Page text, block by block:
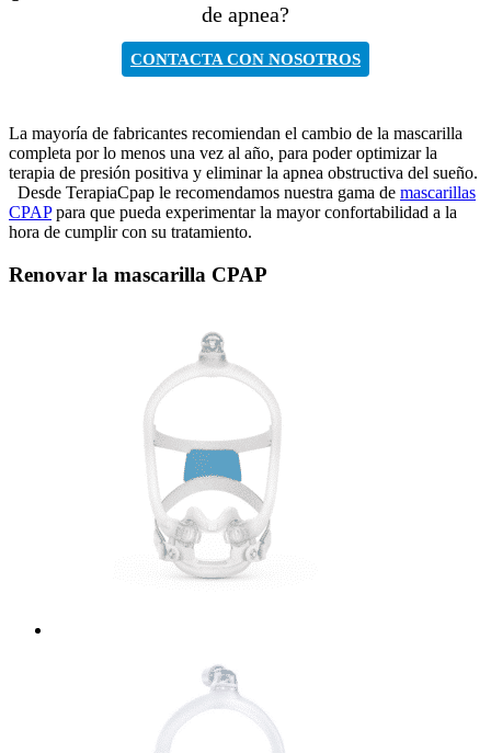
de apnea?
CONTACTA CON NOSOTROS
La mayoría de fabricantes recomiendan el cambio de la mascarilla
completa por lo menos una vez al año, para poder optimizar la
terapia de presión positiva y eliminar la apnea obstructiva del sueño.
Desde TerapiaCpap le recomendamos nuestra gama de mascarillas
CPAPpara que pueda experimentar la mayor confortabilidad a la
hora de cumplir con su tratamiento.
Renovar la mascarilla CPAP